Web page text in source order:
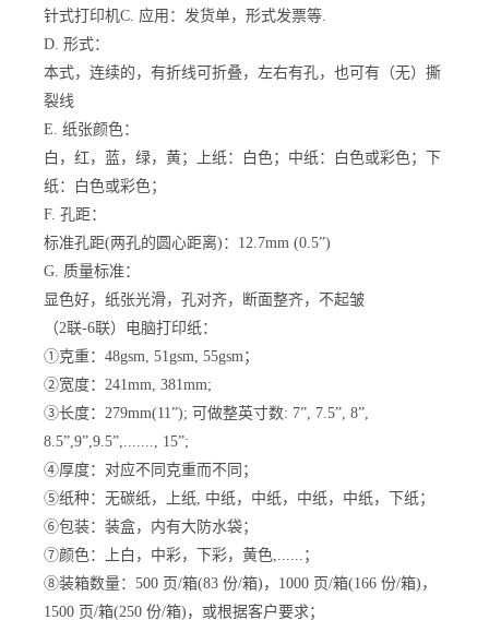
针式打印机C. 应用：发货单，形式发票等.
D. 形式：
本式，连续的，有折线可折叠，左右有孔，也可有（无）撕
裂线
E. 纸张颜色：
白，红，蓝，绿，黄；上纸：白色；中纸：白色或彩色；下
纸：白色或彩色；
F. 孔距：
标准孔距(两孔的圆心距离)：12.7mm (0.5”)
G. 质量标准：
显色好，纸张光滑，孔对齐，断面整齐，不起皱
（2联-6联）电脑打印纸：
①克重：48gsm, 51gsm, 55gsm；
②宽度：241mm, 381mm;
③长度：279mm(11”); 可做整英寸数: 7”, 7.5”, 8”,
8.5”,9”,9.5”,......., 15”;
④厚度：对应不同克重而不同；
⑤纸种：无碳纸，上纸, 中纸，中纸，中纸，中纸，下纸；
⑥包装：装盒，内有大防水袋；
⑦颜色：上白，中彩，下彩，黄色,......；
⑧装箱数量：500 页/箱(83 份/箱)，1000 页/箱(166 份/箱)，
1500 页/箱(250 份/箱)，或根据客户要求；